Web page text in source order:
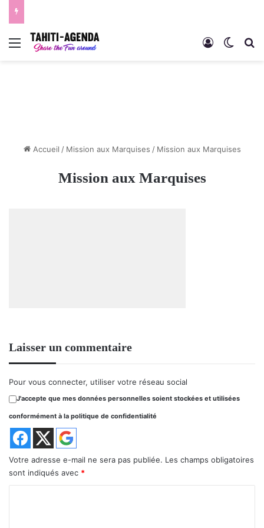
Menu Connexion
Accueil / Mission aux Marquises / Mission aux Marquises
Mission aux Marquises
Laisser un commentaire
Pour vous connecter, utiliser votre réseau social
J'accepte que mes données personnelles soient stockées et utilisées
conformément à la politique de confidentialité
Votre adresse e-mail ne sera pas publiée. Les champs obligatoires
sont indiqués avec *